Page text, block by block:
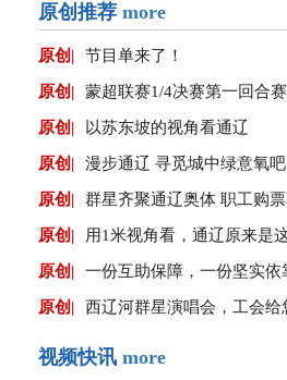
原创推荐 more
原创| 节目单来了！
原创| 蒙超联赛1/4决赛第一回合
原创| 以苏东坡的视角看通辽
原创| 漫步通辽 寻觅城中绿意氧吧
原创| 群星齐聚通辽奥体 职工购
原创| 用1米视角看，通辽原来是
原创| 一份互助保障，一份坚实依
原创| 西辽河群星演唱会，工会给
视频快讯 more